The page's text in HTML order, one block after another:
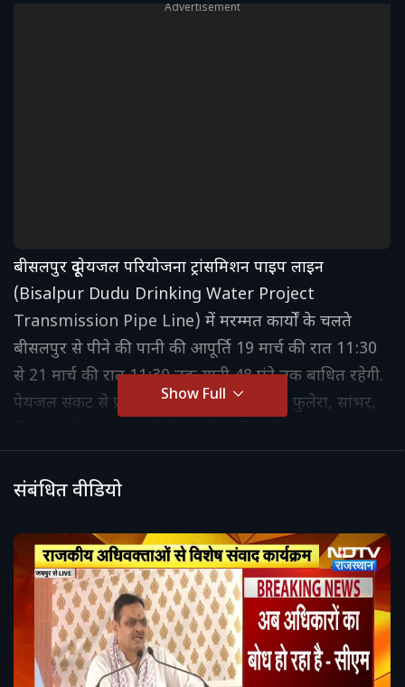
Advertisement
बीसलपुर दूदू पेयजल परियोजना ट्रांसमिशन पाइप लाइन
(Bisalpur Dudu Drinking Water Project
Transmission Pipe Line) में मरम्मत कार्यों के चलते
बीसलपुर से पीने की पानी की आपूर्ति 19 मार्च की रात 11:30
से 21 मार्च की रात 11:30 तक यानी 48 घंटे तक बाधित रहेगी.
पेयजल संकट से प्रभावित होने वाले में मालपुरा, फुलेरा, सांभर,
Show Full
संबंधित वीडियो